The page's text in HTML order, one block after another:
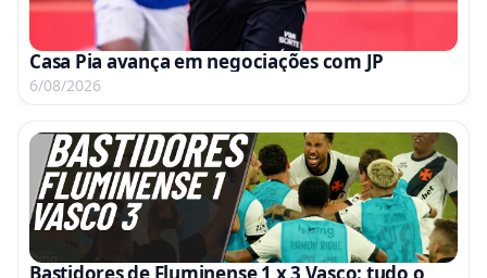
Casa Pia avança em negociações com JP
6/08/2026